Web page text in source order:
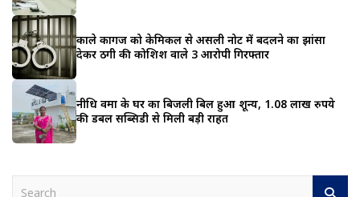
काले कागज को केमिकल से असली नोट में बदलने का झांसा
देकर ठगी की कोशिश वाले 3 आरोपी गिरफ्तार
नीधि वर्मा के घर का बिजली बिल हुआ शून्य, 1.08 लाख रुपये
की डबल सब्सिडी से मिली बड़ी राहत